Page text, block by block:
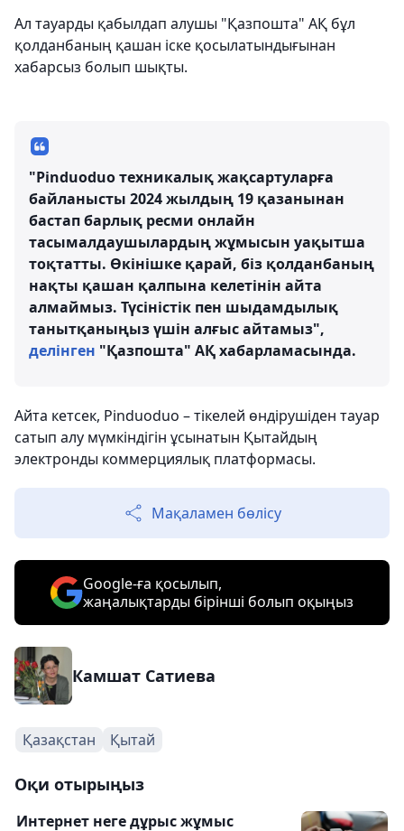
Ал тауарды қабылдап алушы "Қазпошта" АҚ бұл
қолданбаның қашан іске қосылатындығынан
хабарсыз болып шықты.
"Pinduoduo техникалық жақсартуларға
байланысты 2024 жылдың 19 қазанынан
бастап барлық ресми онлайн
тасымалдаушылардың жұмысын уақытша
тоқтатты. Өкінішке қарай, біз қолданбаның
нақты қашан қалпына келетінін айта
алмаймыз. Түсіністік пен шыдамдылық
танытқаныңыз үшін алғыс айтамыз",
делінген "Қазпошта" АҚ хабарламасында.
Айта кетсек, Pinduoduo – тікелей өндірушіден тауар
сатып алу мүмкіндігін ұсынатын Қытайдың
электронды коммерциялық платформасы.
Мақаламен бөлісу
Google-ға қосылып,
жаңалықтарды бірінші болып оқыңыз
Камшат Сатиева
Қазақстан Қытай
Оқи отырыңыз
Интернет неге дұрыс жұмыс